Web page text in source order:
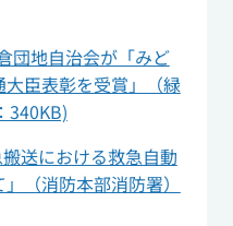
団地自治会が「みど
臣表彰を受賞」（緑
340KB)
送における救急自動
（消防本部消防署）